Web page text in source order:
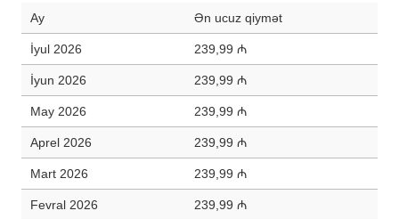
Ay Ən ucuz qiymət
İyul 2026 239,99 ₼
İyun 2026 239,99 ₼
May 2026 239,99 ₼
Aprel 2026 239,99 ₼
Mart 2026 239,99 ₼
Fevral 2026 239,99 ₼